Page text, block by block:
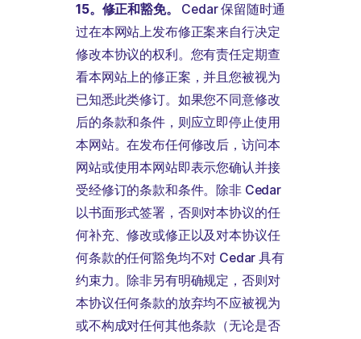
15。修正和豁免。
Cedar 保留随时通
过在本网站上发布修正案来自行决定
修改本协议的权利。您有责任定期查
看本网站上的修正案，并且您被视为
已知悉此类修订。如果您不同意修改
后的条款和条件，则应立即停止使用
本网站。在发布任何修改后，访问本
网站或使用本网站即表示您确认并接
受经修订的条款和条件。除非 Cedar
以书面形式签署，否则对本协议的任
何补充、修改或修正以及对本协议任
何条款的任何豁免均不对 Cedar 具有
约束力。除非另有明确规定，否则对
本协议任何条款的放弃均不应被视为
或不构成对任何其他条款（无论是否